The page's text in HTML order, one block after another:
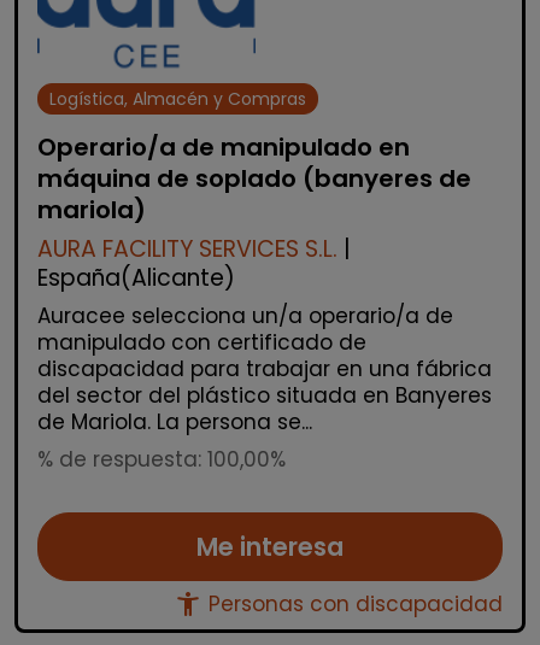
Logística, Almacén y Compras
Operario/a de manipulado en
máquina de soplado (banyeres de
mariola)
AURA FACILITY SERVICES S.L. |
España(Alicante)
Auracee selecciona un/a operario/a de
manipulado con certificado de
discapacidad para trabajar en una fábrica
del sector del plástico situada en Banyeres
de Mariola. La persona se...
% de respuesta: 100,00%
Me interesa
accessibility_new Personas con discapacidad